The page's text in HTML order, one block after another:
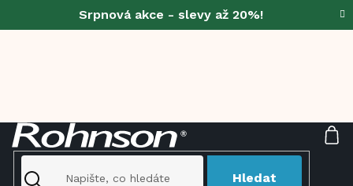
Srpnová akce - slevy až 20%!
Hledat